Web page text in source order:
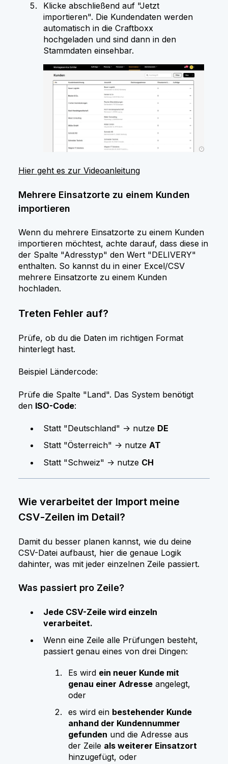
Klicke abschließend auf "Jetzt
importieren". Die Kundendaten werden
automatisch in die Craftboxx
hochgeladen und sind dann in den
Stammdaten einsehbar.
Hier geht es zur Videoanleitung
Mehrere Einsatzorte zu einem Kunden
importieren
Wenn du mehrere Einsatzorte zu einem Kunden
importieren möchtest, achte darauf, dass diese in
der Spalte "Adresstyp" den Wert "DELIVERY"
enthalten. So kannst du in einer Excel/CSV
mehrere Einsatzorte zu einem Kunden
hochladen.
Treten Fehler auf?
Prüfe, ob du die Daten im richtigen Format
hinterlegt hast.
Beispiel Ländercode:
Prüfe die Spalte "Land". Das System benötigt
den ISO-Code:
Statt "Deutschland" -> nutze DE
Statt "Österreich" -> nutze AT
Statt "Schweiz" -> nutze CH
Wie verarbeitet der Import meine
CSV‑Zeilen im Detail?
Damit du besser planen kannst, wie du deine
CSV-Datei aufbaust, hier die genaue Logik
dahinter, was mit jeder einzelnen Zeile passiert.
Was passiert pro Zeile?
Jede CSV-Zeile wird einzeln
verarbeitet.
Wenn eine Zeile alle Prüfungen besteht,
passiert genau eines von drei Dingen:
Es wird ein neuer Kunde mit
genau einer Adresse angelegt,
oder
es wird ein bestehender Kunde
anhand der Kundennummer
gefunden und die Adresse aus
der Zeile als weiterer Einsatzort
hinzugefügt, oder